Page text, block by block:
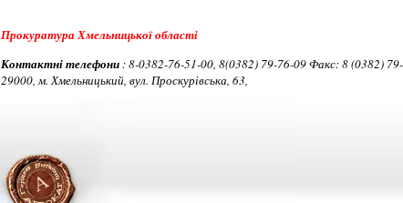
Прокуратура Хмельницької області
Контактні телефони: 8-0382-76-51-00, 8(0382) 79-76-09 Факс: 8 (0382)
29000, м. Хмельницький, вул. Проскурівська, 63,